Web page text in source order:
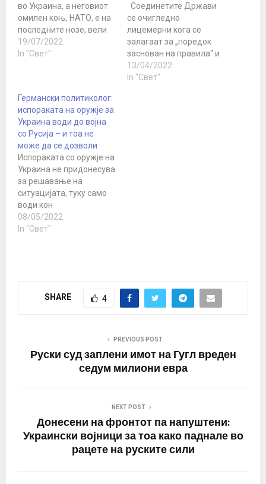
во Украина, а неговиот
омилен коњ, НАТО, е на
последните нозе, вели
пензионираниот
армиски полковник на
American Conservative,
единственото нешто
што паѓа побрзо од
рејтингот на Бајден се
економиите на САД…
19/07/2022
In "Свет"
Соединетите Држави
се очигледно
лицемерни кога се
залагаат за „поредок
заснован на правила“ и
наводно, не признаваат
никакви „сфери на
13/04/2022
In "Свет"
Германски политиколог:
испораката на оружје за
Украина води до војна
со Русија – и тоа не
може да се дозволи
Испораката со оружје на
Украина не придонесува
за решавање на
ситуацијата, туку само
води кон
продолжување на
непријателствата и ја
Лутер. Во написот
воена конфронтација
08/05/2022
In "Свет"
SHARE 4
PREVIOUS POST
Руски суд заплени имот на Гугл вреден
седум милиони евра
NEXT POST
Донесени на фронтот па напуштени:
Украински војници за тоа како паднале во
рацете на руските сили